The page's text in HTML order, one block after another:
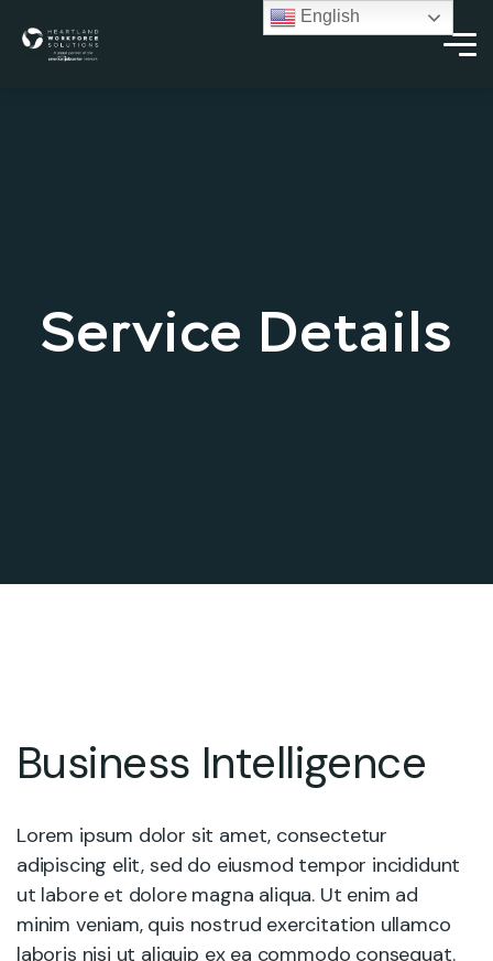
Service Details
Business Intelligence
Lorem ipsum dolor sit amet, consectetur
adipiscing elit, sed do eiusmod tempor incididunt
ut labore et dolore magna aliqua. Ut enim ad
minim veniam, quis nostrud exercitation ullamco
laboris nisi ut aliquip ex ea commodo consequat.
English